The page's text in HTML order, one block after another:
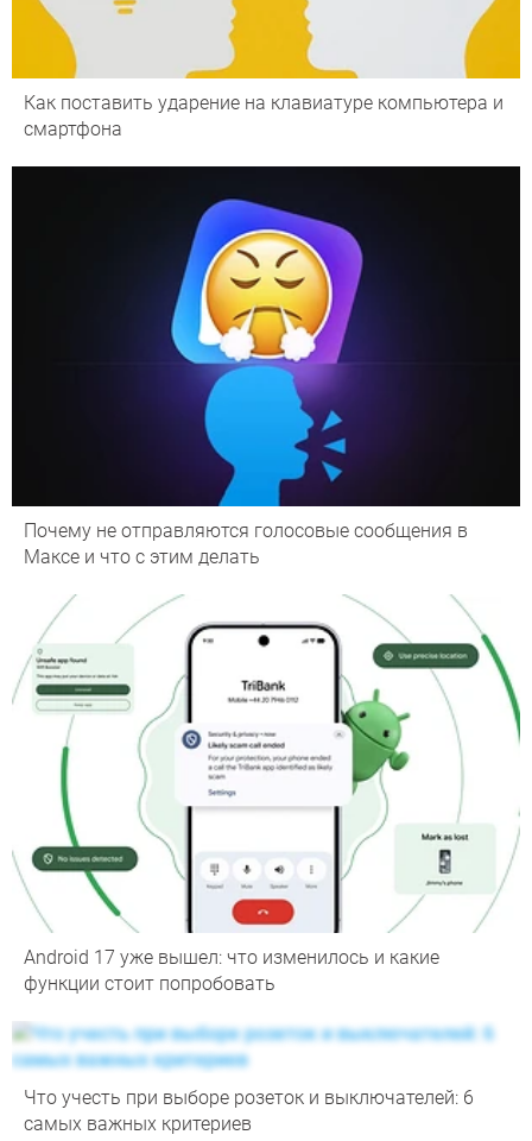
Как поставить ударение на клавиатуре компьютера и
смартфона
Почему не отправляются голосовые сообщения в
Максе и что с этим делать
Android 17 уже вышел: что изменилось и какие
функции стоит попробовать
Что учесть при выборе розеток и выключателей: 6
самых важных критериев